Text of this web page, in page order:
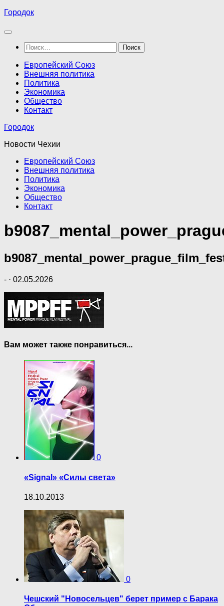
Перейти
содержимому
Городок
Найти:
Европейский Союз
Внешняя политика
Политика
Экономика
Общество
Контакт
Городок
Новости Чехии
Европейский Союз
Внешняя политика
Политика
Экономика
Общество
Контакт
- · 02.05.2026
Вам может также понравиться...
0
«Signal» «Силы света»
18.10.2013
0
Чешский "Новосельцев" берет пример с Барака